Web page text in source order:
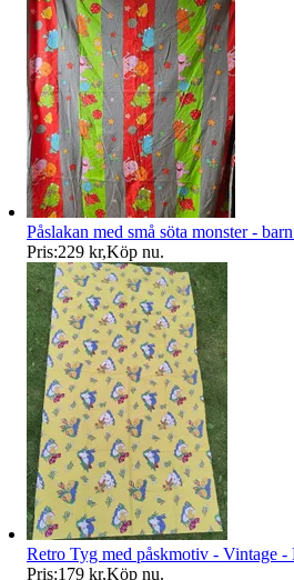
Påslakan med små söta monster -
Pris:229 kr,Köp nu.
Retro Tyg med påskmotiv - Vintage
Pris:179 kr,Köp nu.